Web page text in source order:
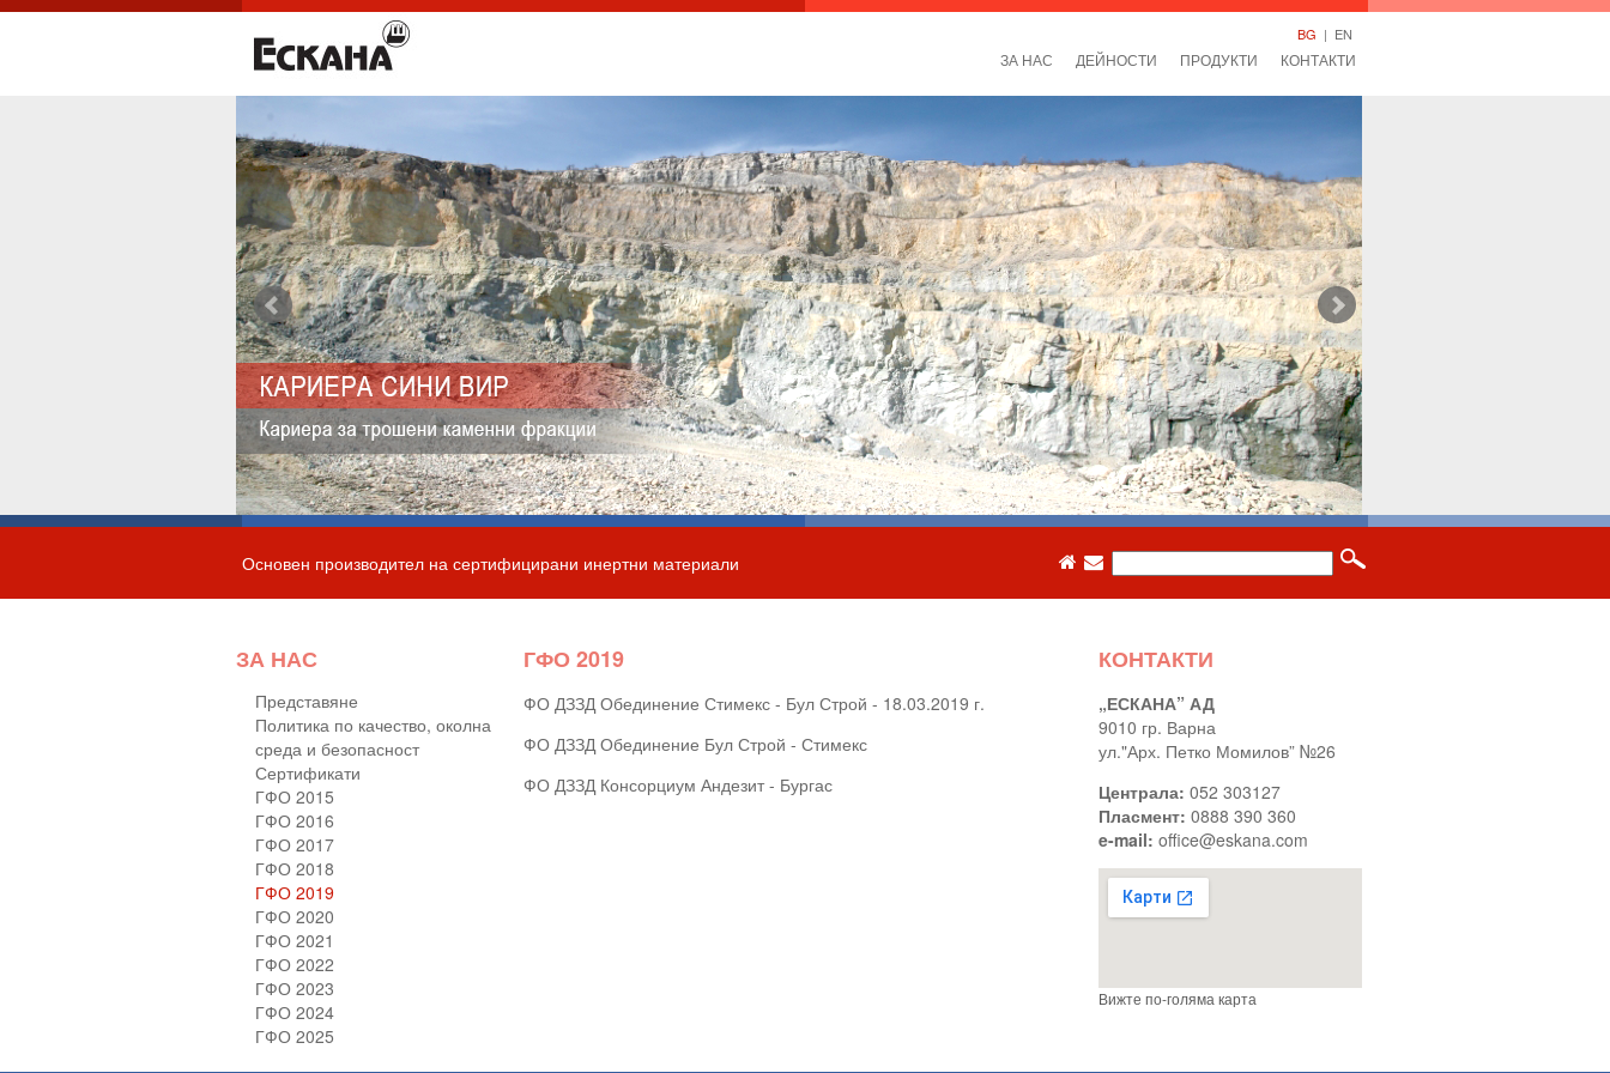
BG | EN
ЗА НАС ДЕЙНОСТИ ПРОДУКТИ КОНТАКТИ
Основен производител на сертифицирани инертни материали
ЗА НАС
Представяне
Политика по качество, околна
среда и безопасност
Сертификати
ГФО 2015
ГФО 2016
ГФО 2017
ГФО 2018
ГФО 2019
ГФО 2020
ГФО 2021
ГФО 2022
ГФО 2023
ГФО 2024
ГФО 2025
ГФО 2019
ФО ДЗЗД Обединение Стимекс - Бул Строй - 18.03.2019 г.
ФО ДЗЗД Обединение Бул Строй - Стимекс
ФО ДЗЗД Консорциум Андезит - Бургас
КОНТАКТИ
„ЕСКАНА” АД
9010 гр. Варна
ул."Арх. Петко Момилов” №26
Централа: 052 303127
Пласмент: 0888 390 360
e-mail: office@eskana.com
Вижте по-голяма карта